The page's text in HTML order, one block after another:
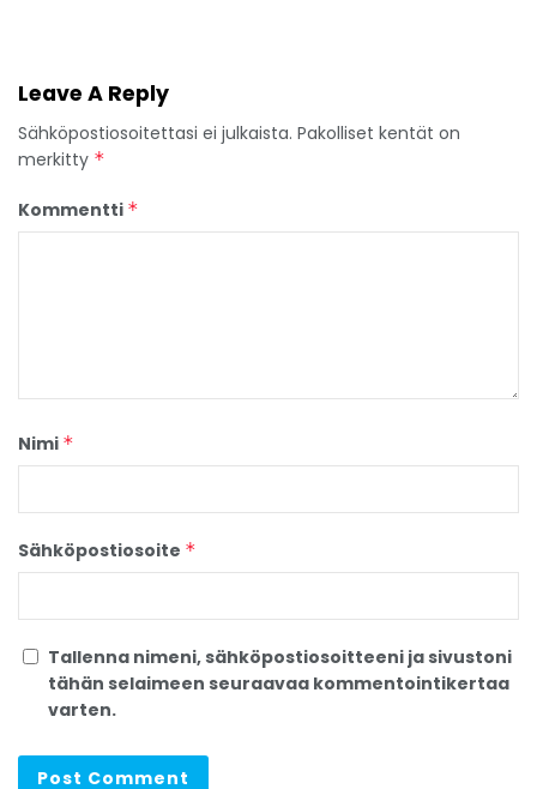
Leave A Reply
Sähköpostiosoitettasi ei julkaista. Pakolliset kentät on
merkitty *
Kommentti *
Nimi *
Sähköpostiosoite *
Tallenna nimeni, sähköpostiosoitteeni ja sivustoni
tähän selaimeen seuraavaa kommentointikertaa
varten.